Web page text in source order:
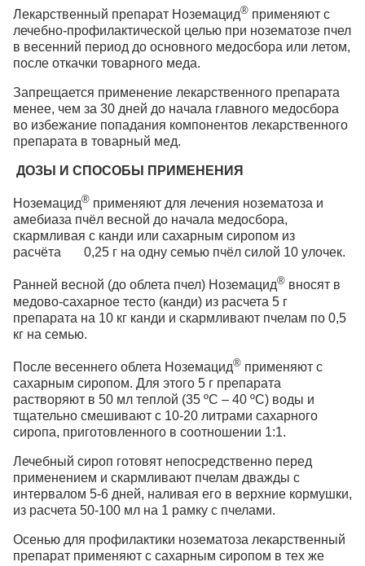
Лекарственный препарат Ноземацид® применяют с
лечебно-профилактической целью при нозематозе пчел
в весенний период до основного медосбора или летом,
после откачки товарного меда.
Запрещается применение лекарственного препарата
менее, чем за 30 дней до начала главного медосбора
во избежание попадания компонентов лекарственного
препарата в товарный мед.
ДОЗЫ И СПОСОБЫ ПРИМЕНЕНИЯ
Ноземацид® применяют для лечения нозематоза и
амебиаза пчёл весной до начала медосбора,
скармливая с канди или сахарным сиропом из
расчёта 0,25 г на одну семью пчёл силой 10 улочек.
Ранней весной (до облета пчел) Ноземацид® вносят в
медово-сахарное тесто (канди) из расчета 5 г
препарата на 10 кг канди и скармливают пчелам по 0,5
кг на семью.
После весеннего облета Ноземацид® применяют с
сахарным сиропом. Для этого 5 г препарата
растворяют в 50 мл теплой (35 ºС – 40 ºС) воды и
тщательно смешивают с 10-20 литрами сахарного
сиропа, приготовленного в соотношении 1:1.
Лечебный сироп готовят непосредственно перед
применением и скармливают пчелам дважды с
интервалом 5-6 дней, наливая его в верхние кормушки,
из расчета 50-100 мл на 1 рамку с пчелами.
Осенью для профилактики нозематоза лекарственный
препарат применяют с сахарным сиропом в тех же